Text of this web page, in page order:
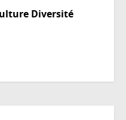
Diversité